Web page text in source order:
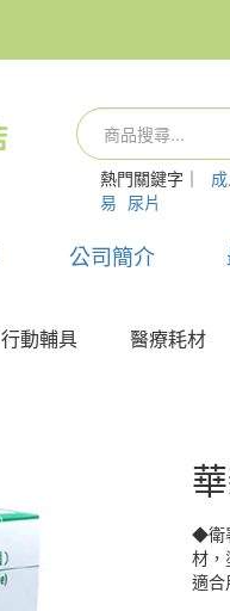
熱門關鍵字｜
易 尿片
公司簡介
行動輔具 醫療耗材
◆衛
材，
適合